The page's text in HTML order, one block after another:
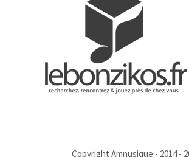
Copyright Amnusique - 2014 -